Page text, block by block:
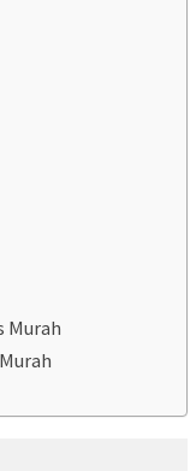
Murah